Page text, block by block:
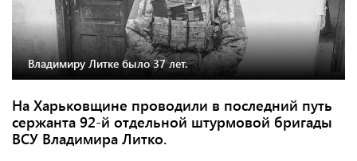
Владимиру Литке было 37 лет.
На Харьковщине проводили в последний путь
сержанта 92-й отдельной штурмовой бригады
ВСУ Владимира Литко.